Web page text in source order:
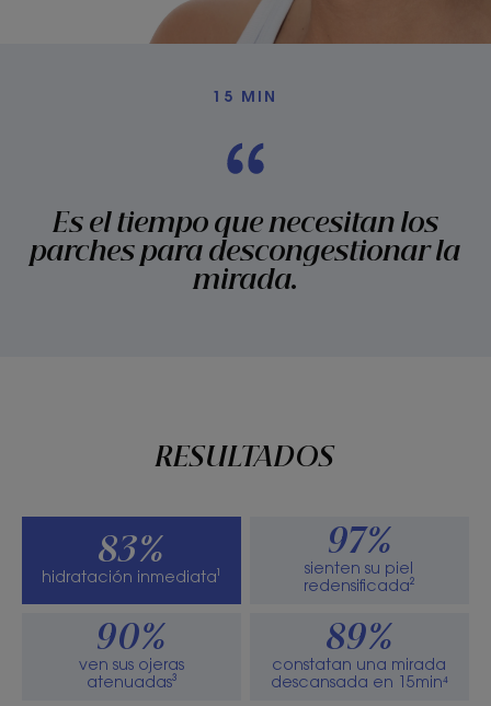
15 MIN
Es el tiempo que necesitan los
parches para descongestionar la
mirada.
RESULTADOS
83%
hidratación inmediata¹
97%
sienten su piel
redensificada²
90%
ven sus ojeras
atenuadas³
89%
constatan una mirada
descansada en 15min⁴